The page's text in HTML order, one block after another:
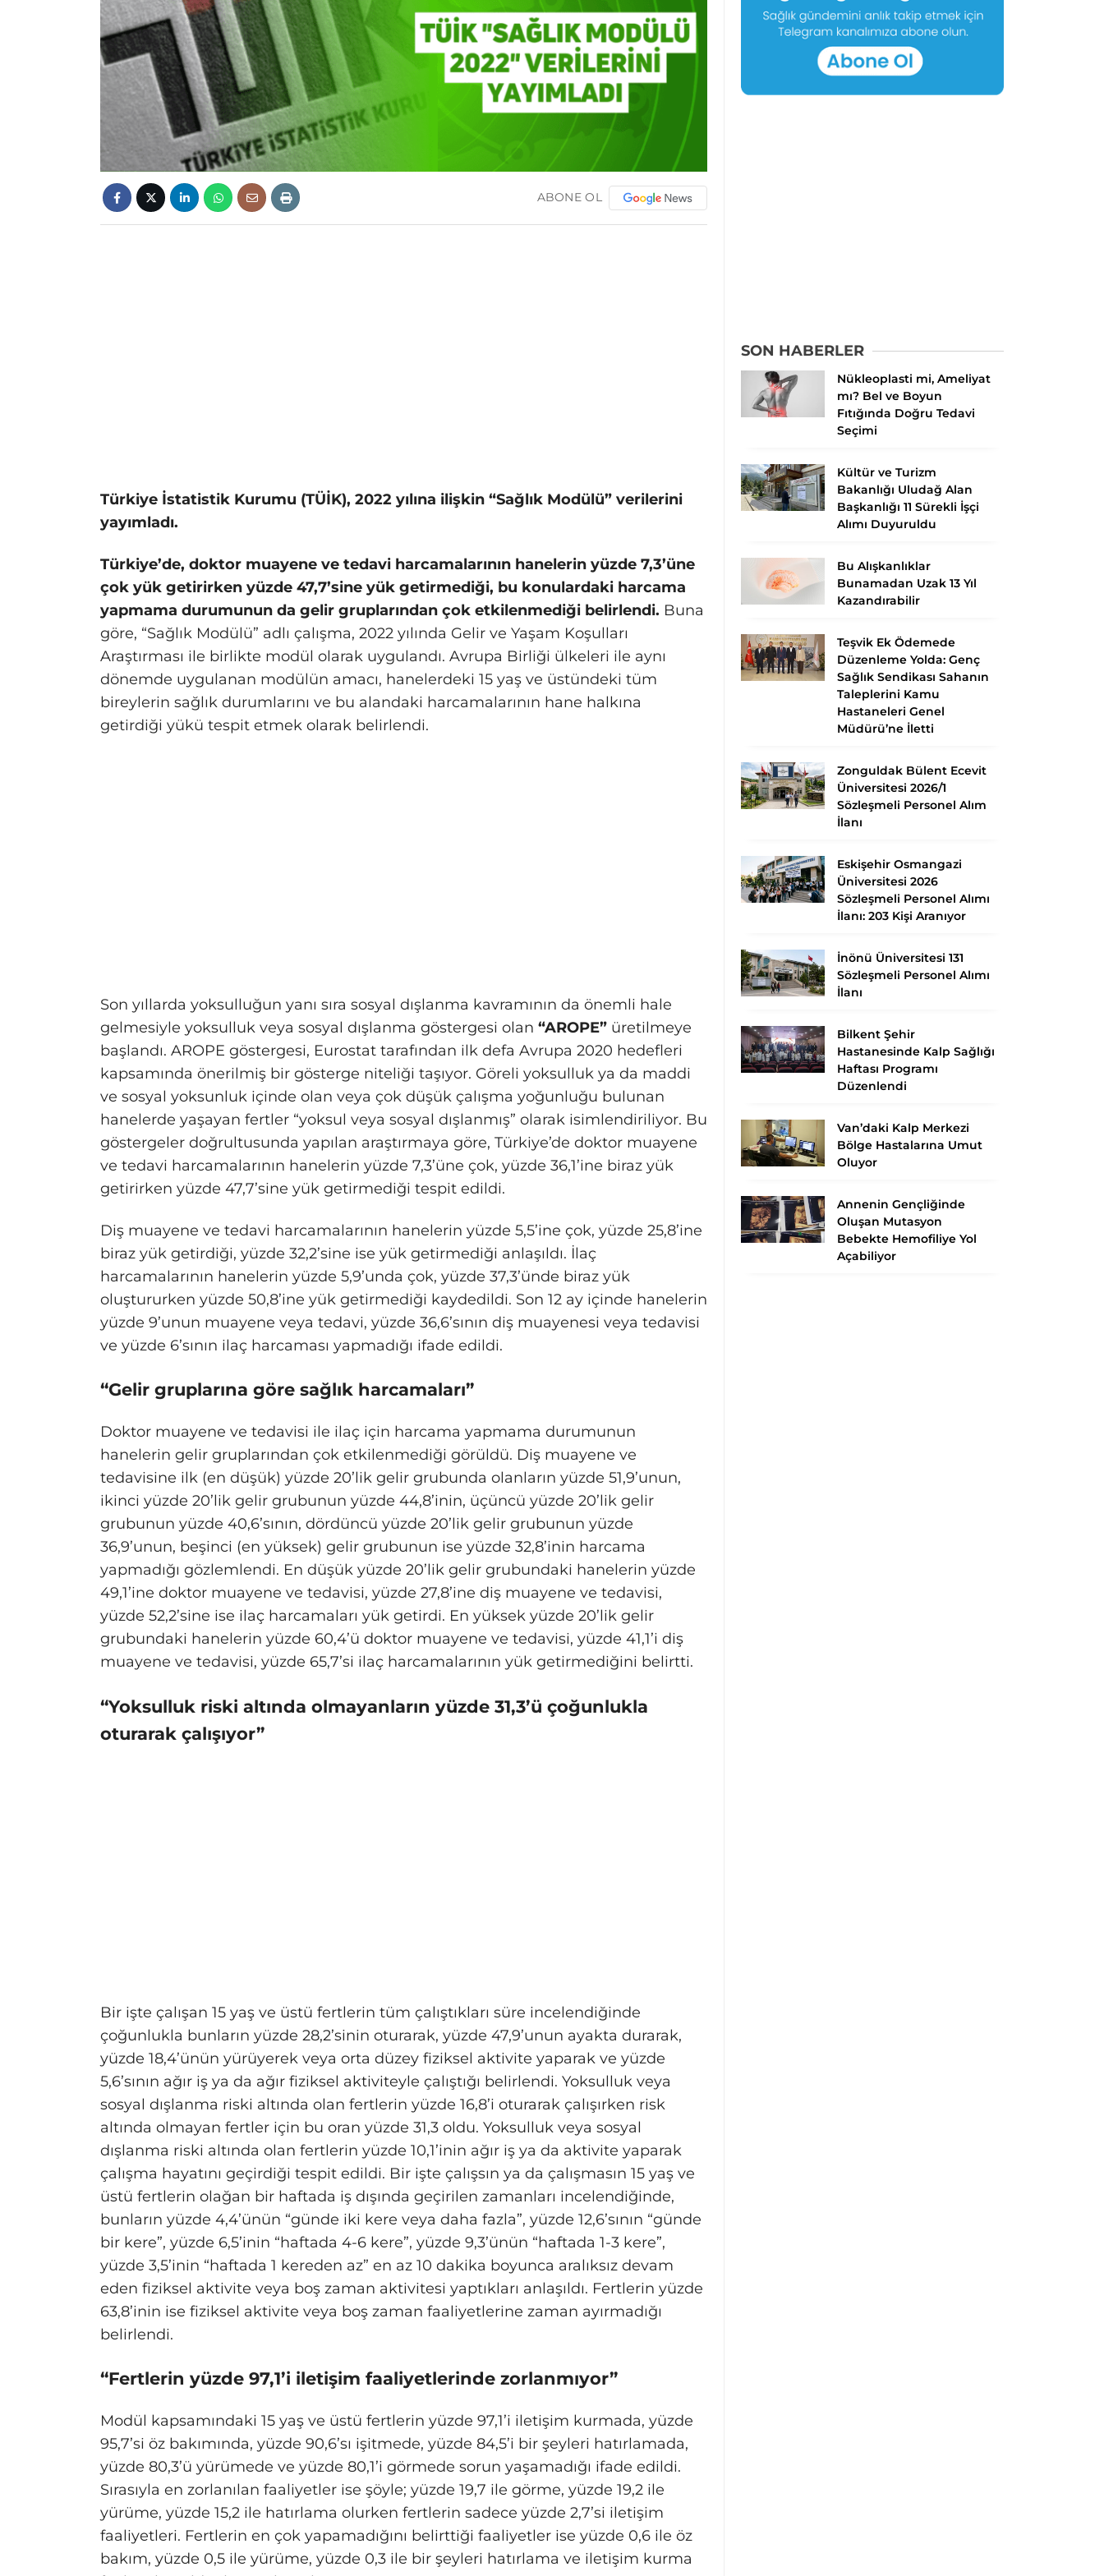
ABONE OL
Türkiye İstatistik Kurumu (TÜİK), 2022 yılına ilişkin “Sağlık Modülü” verilerini
yayımladı.
Türkiye’de, doktor muayene ve tedavi harcamalarının hanelerin yüzde 7,3’üne
çok yük getirirken yüzde 47,7’sine yük getirmediği, bu konulardaki harcama
yapmama durumunun da gelir gruplarından çok etkilenmediği belirlendi. Buna
göre, “Sağlık Modülü” adlı çalışma, 2022 yılında Gelir ve Yaşam Koşulları
Araştırması ile birlikte modül olarak uygulandı. Avrupa Birliği ülkeleri ile aynı
dönemde uygulanan modülün amacı, hanelerdeki 15 yaş ve üstündeki tüm
bireylerin sağlık durumlarını ve bu alandaki harcamalarının hane halkına
getirdiği yükü tespit etmek olarak belirlendi.
Son yıllarda yoksulluğun yanı sıra sosyal dışlanma kavramının da önemli hale
gelmesiyle yoksulluk veya sosyal dışlanma göstergesi olan “AROPE” üretilmeye
başlandı. AROPE göstergesi, Eurostat tarafından ilk defa Avrupa 2020 hedefleri
kapsamında önerilmiş bir gösterge niteliği taşıyor. Göreli yoksulluk ya da maddi
ve sosyal yoksunluk içinde olan veya çok düşük çalışma yoğunluğu bulunan
hanelerde yaşayan fertler “yoksul veya sosyal dışlanmış” olarak isimlendiriliyor. Bu
göstergeler doğrultusunda yapılan araştırmaya göre, Türkiye’de doktor muayene
ve tedavi harcamalarının hanelerin yüzde 7,3’üne çok, yüzde 36,1’ine biraz yük
getirirken yüzde 47,7’sine yük getirmediği tespit edildi.
Diş muayene ve tedavi harcamalarının hanelerin yüzde 5,5’ine çok, yüzde 25,8’ine
biraz yük getirdiği, yüzde 32,2’sine ise yük getirmediği anlaşıldı. İlaç
harcamalarının hanelerin yüzde 5,9’unda çok, yüzde 37,3’ünde biraz yük
oluştururken yüzde 50,8’ine yük getirmediği kaydedildi. Son 12 ay içinde hanelerin
yüzde 9’unun muayene veya tedavi, yüzde 36,6’sının diş muayenesi veya tedavisi
ve yüzde 6’sının ilaç harcaması yapmadığı ifade edildi.
“Gelir gruplarına göre sağlık harcamaları”
Doktor muayene ve tedavisi ile ilaç için harcama yapmama durumunun
hanelerin gelir gruplarından çok etkilenmediği görüldü. Diş muayene ve
tedavisine ilk (en düşük) yüzde 20’lik gelir grubunda olanların yüzde 51,9’unun,
ikinci yüzde 20’lik gelir grubunun yüzde 44,8’inin, üçüncü yüzde 20’lik gelir
grubunun yüzde 40,6’sının, dördüncü yüzde 20’lik gelir grubunun yüzde
36,9’unun, beşinci (en yüksek) gelir grubunun ise yüzde 32,8’inin harcama
yapmadığı gözlemlendi. En düşük yüzde 20’lik gelir grubundaki hanelerin yüzde
49,1’ine doktor muayene ve tedavisi, yüzde 27,8’ine diş muayene ve tedavisi,
yüzde 52,2’sine ise ilaç harcamaları yük getirdi. En yüksek yüzde 20’lik gelir
grubundaki hanelerin yüzde 60,4’ü doktor muayene ve tedavisi, yüzde 41,1’i diş
muayene ve tedavisi, yüzde 65,7’si ilaç harcamalarının yük getirmediğini belirtti.
“Yoksulluk riski altında olmayanların yüzde 31,3’ü çoğunlukla
oturarak çalışıyor”
Bir işte çalışan 15 yaş ve üstü fertlerin tüm çalıştıkları süre incelendiğinde
çoğunlukla bunların yüzde 28,2’sinin oturarak, yüzde 47,9’unun ayakta durarak,
yüzde 18,4’ünün yürüyerek veya orta düzey fiziksel aktivite yaparak ve yüzde
5,6’sının ağır iş ya da ağır fiziksel aktiviteyle çalıştığı belirlendi. Yoksulluk veya
sosyal dışlanma riski altında olan fertlerin yüzde 16,8’i oturarak çalışırken risk
altında olmayan fertler için bu oran yüzde 31,3 oldu. Yoksulluk veya sosyal
dışlanma riski altında olan fertlerin yüzde 10,1’inin ağır iş ya da aktivite yaparak
çalışma hayatını geçirdiği tespit edildi. Bir işte çalışsın ya da çalışmasın 15 yaş ve
üstü fertlerin olağan bir haftada iş dışında geçirilen zamanları incelendiğinde,
bunların yüzde 4,4’ünün “günde iki kere veya daha fazla”, yüzde 12,6’sının “günde
bir kere”, yüzde 6,5’inin “haftada 4-6 kere”, yüzde 9,3’ünün “haftada 1-3 kere”,
yüzde 3,5’inin “haftada 1 kereden az” en az 10 dakika boyunca aralıksız devam
eden fiziksel aktivite veya boş zaman aktivitesi yaptıkları anlaşıldı. Fertlerin yüzde
63,8’inin ise fiziksel aktivite veya boş zaman faaliyetlerine zaman ayırmadığı
belirlendi.
“Fertlerin yüzde 97,1’i iletişim faaliyetlerinde zorlanmıyor”
Modül kapsamındaki 15 yaş ve üstü fertlerin yüzde 97,1’i iletişim kurmada, yüzde
95,7’si öz bakımında, yüzde 90,6’sı işitmede, yüzde 84,5’i bir şeyleri hatırlamada,
yüzde 80,3’ü yürümede ve yüzde 80,1’i görmede sorun yaşamadığı ifade edildi.
Sırasıyla en zorlanılan faaliyetler ise şöyle; yüzde 19,7 ile görme, yüzde 19,2 ile
yürüme, yüzde 15,2 ile hatırlama olurken fertlerin sadece yüzde 2,7’si iletişim
faaliyetleri. Fertlerin en çok yapamadığını belirttiği faaliyetler ise yüzde 0,6 ile öz
bakım, yüzde 0,5 ile yürüme, yüzde 0,3 ile bir şeyleri hatırlama ve iletişim kurma
SON HABERLER
Nükleoplasti mi, Ameliyat
mı? Bel ve Boyun
Fıtığında Doğru Tedavi
Seçimi
Kültür ve Turizm
Bakanlığı Uludağ Alan
Başkanlığı 11 Sürekli İşçi
Alımı Duyuruldu
Bu Alışkanlıklar
Bunamadan Uzak 13 Yıl
Kazandırabilir
Teşvik Ek Ödemede
Düzenleme Yolda: Genç
Sağlık Sendikası Sahanın
Taleplerini Kamu
Hastaneleri Genel
Müdürü’ne İletti
Zonguldak Bülent Ecevit
Üniversitesi 2026/1
Sözleşmeli Personel Alım
İlanı
Eskişehir Osmangazi
Üniversitesi 2026
Sözleşmeli Personel Alımı
İlanı: 203 Kişi Aranıyor
İnönü Üniversitesi 131
Sözleşmeli Personel Alımı
İlanı
Bilkent Şehir
Hastanesinde Kalp Sağlığı
Haftası Programı
Düzenlendi
Van’daki Kalp Merkezi
Bölge Hastalarına Umut
Oluyor
Annenin Gençliğinde
Oluşan Mutasyon
Bebekte Hemofiliye Yol
Açabiliyor